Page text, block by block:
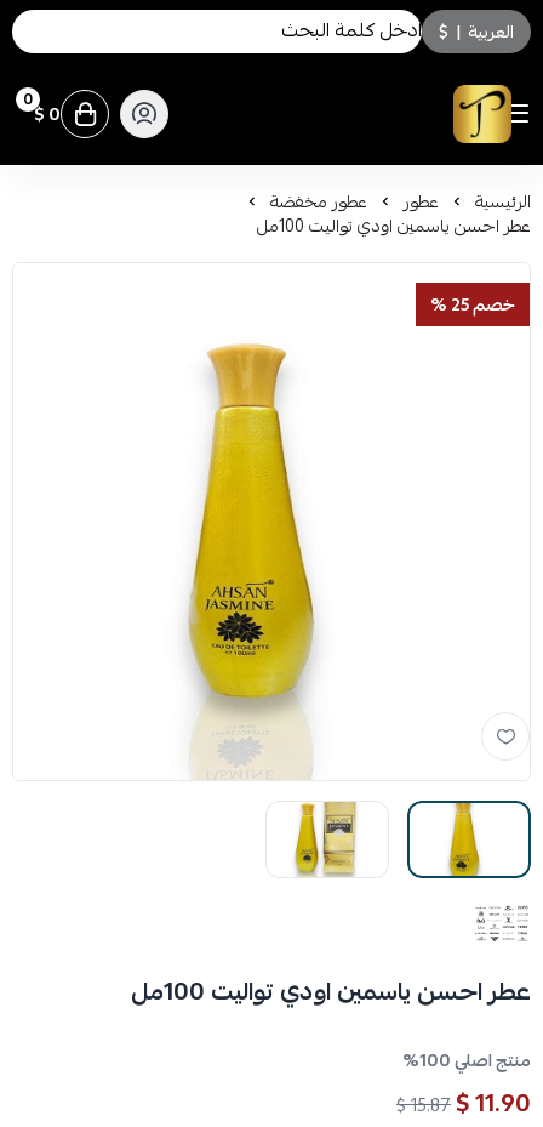
العربية |
$
توسكاني للعطور
0 0 $
الرئيسية عطور عطور مخفضة
عطر احسن ياسمين اودي تواليت 100مل
خصم 25 %
عطر احسن ياسمين اودي تواليت 100مل
منتج اصلي 100%
11.90 $
15.87 $